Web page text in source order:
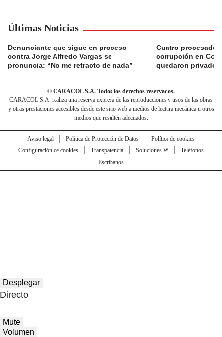
Últimas Noticias
Denunciante que sigue en proceso
contra Jorge Alfredo Vargas se
pronuncia: “No me retracto de nada”
Cuatro
corrupción en
quedaron
© CARACOL S.A. Todos los derechos reservados.
CARACOL S.A. realiza una reserva expresa de las reproducciones y usos de las obras
y otras prestaciones accesibles desde este sitio web a medios de lectura mecánica u otros
medios que resulten adecuados.
Aviso legal Política de Protección de Datos
Política de cookies
Configuración de cookies
Transparencia Soluciones W
Teléfonos
Escríbanos
Desplegar
Directo
Mute
Volumen